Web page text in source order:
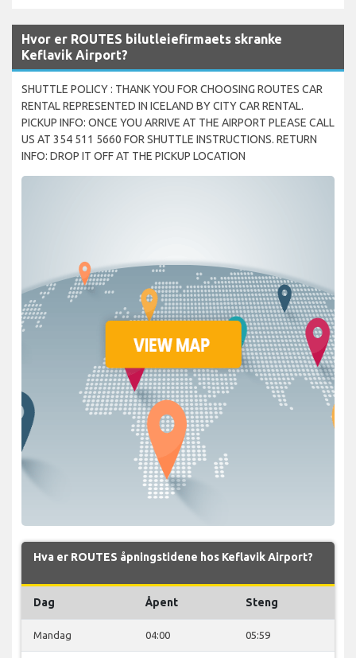
Hvor er ROUTES bilutleiefirmaets skranke
Keflavik Airport?
SHUTTLE POLICY : THANK YOU FOR CHOOSING ROUTES CAR
RENTAL REPRESENTED IN ICELAND BY CITY CAR RENTAL.
PICKUP INFO: ONCE YOU ARRIVE AT THE AIRPORT PLEASE CALL
US AT 354 511 5660 FOR SHUTTLE INSTRUCTIONS. RETURN
INFO: DROP IT OFF AT THE PICKUP LOCATION
Hva er ROUTES åpningstidene hos Keflavik Airport?
Dag Åpent Steng
Mandag 04:00 05:59